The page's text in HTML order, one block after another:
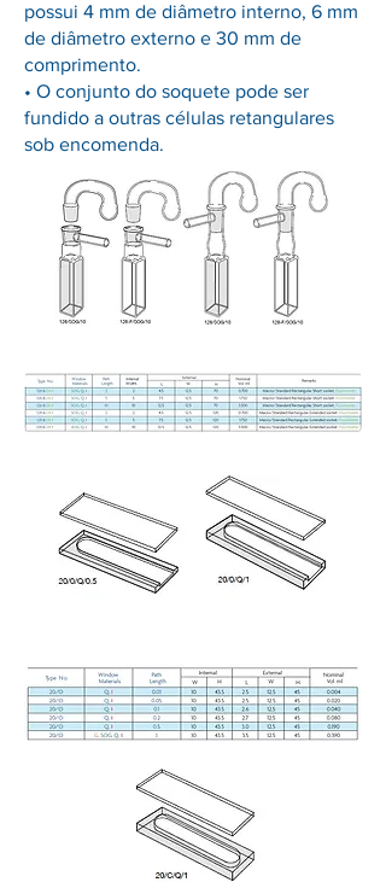
possui 4 mm de diâmetro interno, 6 mm
de diâmetro externo e 30 mm de
comprimento.
• O conjunto do soquete pode ser
fundido a outras células retangulares
sob encomenda.